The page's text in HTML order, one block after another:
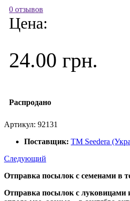
0 отзывов
Цена:
24.00 грн.
Распродано
Артикул: 92131
Поставщик: ТМ Seedera
Следующий
Отправка посылок с семенами в
Отправка посылок с луковицами